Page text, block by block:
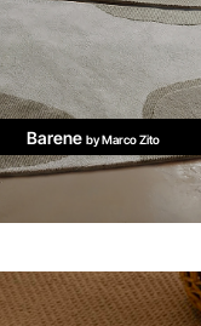
Barene by Marco Zito